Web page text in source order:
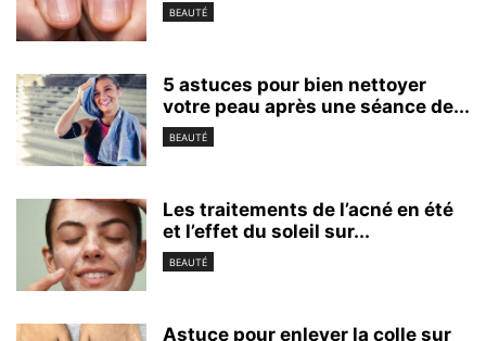
BEAUTÉ
5 astuces pour bien nettoyer
votre peau après une séance de...
BEAUTÉ
Les traitements de l’acné en été
et l’effet du soleil sur...
BEAUTÉ
Astuce pour enlever la colle sur